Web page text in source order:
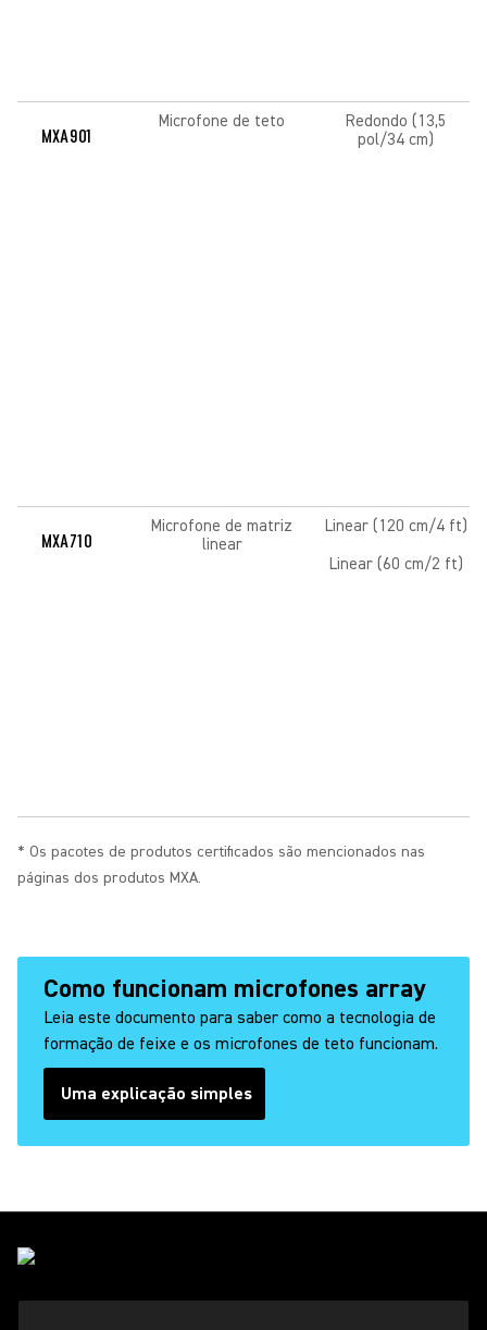
MXA901
MXA710
Microfone de teto
Microfone de matriz
linear
Redondo (13,5
pol/34 cm)
Linear (120 cm/4 ft)
Linear (60 cm/2 ft)
* Os pacotes de produtos certificados são mencionados nas
páginas dos produtos MXA.
Como funcionam microfones array
Leia este documento para saber como a tecnologia de
formação de feixe e os microfones de teto funcionam.
Uma explicação simples
(Opens in a new tab)